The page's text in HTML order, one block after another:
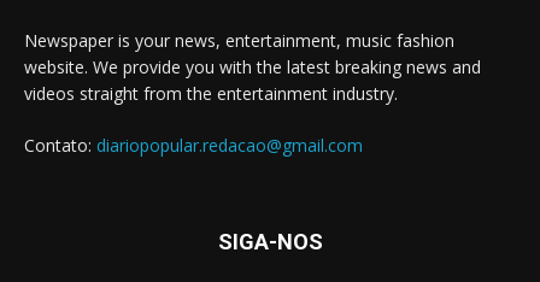
Newspaper is your news, entertainment, music fashion
website. We provide you with the latest breaking news and
videos straight from the entertainment industry.
Contato: diariopopular.redacao@gmail.com
SIGA-NOS